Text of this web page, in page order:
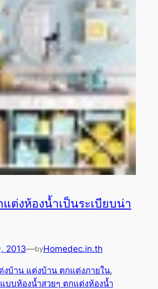
ต่งห้องน้ำเป็นระเบียบน่า
2013—byHomedec.in.th
งบ้าน แต่งบ้าน ตกแต่งภายใน
บบห้องน้ำสวยๆ ตกแต่งห้องน้ำ